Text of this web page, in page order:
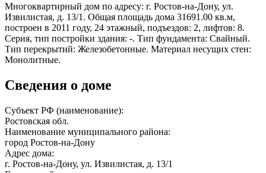
Многоквартирный дом по адресу: г. Ростов-на-Дону, ул.
Извилистая, д. 13/1. Общая площадь дома 31691.00 кв.м,
построен в 2011 году, 24 этажный, подъездов: 2, лифтов: 8.
Серия, тип постройки здания: -. Тип фундамента: Свайный.
Тип перекрытий: Железобетонные. Материал несущих стен:
Монолитные.
Сведения о доме
Субъект РФ (наименование):
Ростовская обл.
Наименование муниципального района:
город Ростов-на-Дону
Адрес дома:
г. Ростов-на-Дону, ул. Извилистая, д. 13/1